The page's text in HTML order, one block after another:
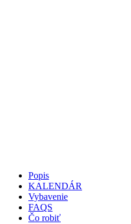
Popis
KALENDÁR
Vybavenie
FAQS
Čo robiť